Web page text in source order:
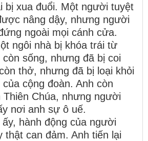
bị xua đuổi. Một người tuyệt
nâng dậy, nhưng người
ngoài mọi cánh cửa.
ngôi nhà bị khóa trái từ
còn sống, nhưng đã bị coi
thở, nhưng đã bị loại khỏi
cộng đoàn. Anh còn
Thiên Chúa, nhưng người
nơi anh sự ô uế.
hành động của người
thật can đảm. Anh tiến lại